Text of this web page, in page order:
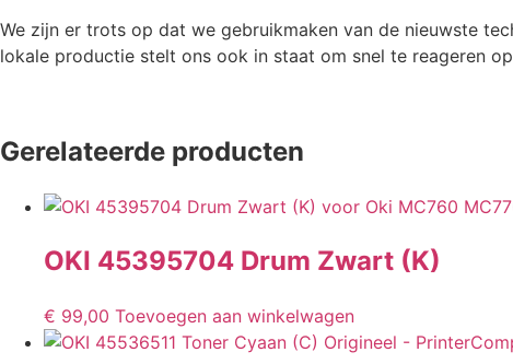
We zijn er trots op dat we gebruikmaken van de nieuwste
lokale productie stelt ons ook in staat om snel te reageren
Gerelateerde producten
OKI 45395704 Drum Zwart (K)
€ 99,00 Toevoegen aan winkelwagen